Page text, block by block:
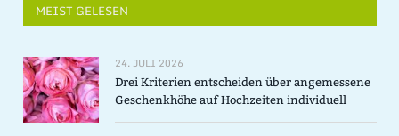
MEIST GELESEN
24. JULI 2026
Drei Kriterien entscheiden über angemessene
Geschenkhöhe auf Hochzeiten individuell